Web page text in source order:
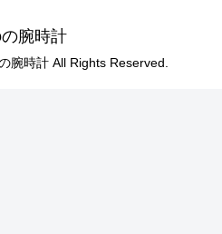
腕時計
腕時計 All Rights Reserved.